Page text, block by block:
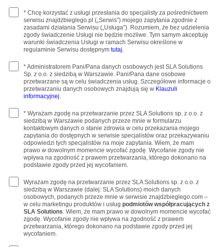
* Chcę korzystać z usługi przesłania do specjalisty za pośrednictwem
serwisu znajdzbieglego.pl („Serwis”) mojego zapytania zgodnie z
zasadami działania Serwisu („Usługa”). Rozumiem, że bez udzielenia
zgody świadczenie Usługi nie będzie możliwe. Tym samym akceptuję
warunki świadczenia Usługi w ramach Serwisu określone w
regulaminie Serwisu dostępnym tutaj.
* Administratorem Pani/Pana danych osobowych jest SLA Solutions
Sp. z o.o. z siedzibą w Warszawie. Pani/Pana dane osobowe
przetwarzane są w celu świadczenia usług. Szczegółowe informacje o
przetwarzaniu danych osobowych znajdują się w Klauzuli
informacyjnej.
* Wyrażam zgodę na przetwarzanie przez SLA Solutions sp. z o.o. z
siedzibą w Warszawie podanych przeze mnie w formularzu
kontaktowym danych o stanie zdrowia w celu przekazania mojego
zapytania do dostępnych w serwisie specjalistów oraz przekazywaniu
odpowiedzi tych specjalistów na moje zapytania. Wiem, że mam
prawo w dowolnym momencie wycofać zgodę. Wycofanie zgody nie
wpływa na zgodność z prawem przetwarzania, którego dokonano na
podstawie zgody przed jej wycofaniem.
Wyrażam zgodę na przetwarzanie przez SLA Solutions sp. z o.o. z
siedzibą w Warszawie (dalej: SLA Solutions) moich danych
osobowych, podanych przeze mnie w serwisie znajdzbieglego.com –
w celu marketingu produktów i usług podmiotów współpracujących z
SLA Solutions. Wiem, że mam prawo w dowolnym momencie wycofać
zgodę. Wycofanie zgody nie wpływa na zgodność z prawem
przetwarzania, którego dokonano na podstawie zgody przed jej
wycofaniem.